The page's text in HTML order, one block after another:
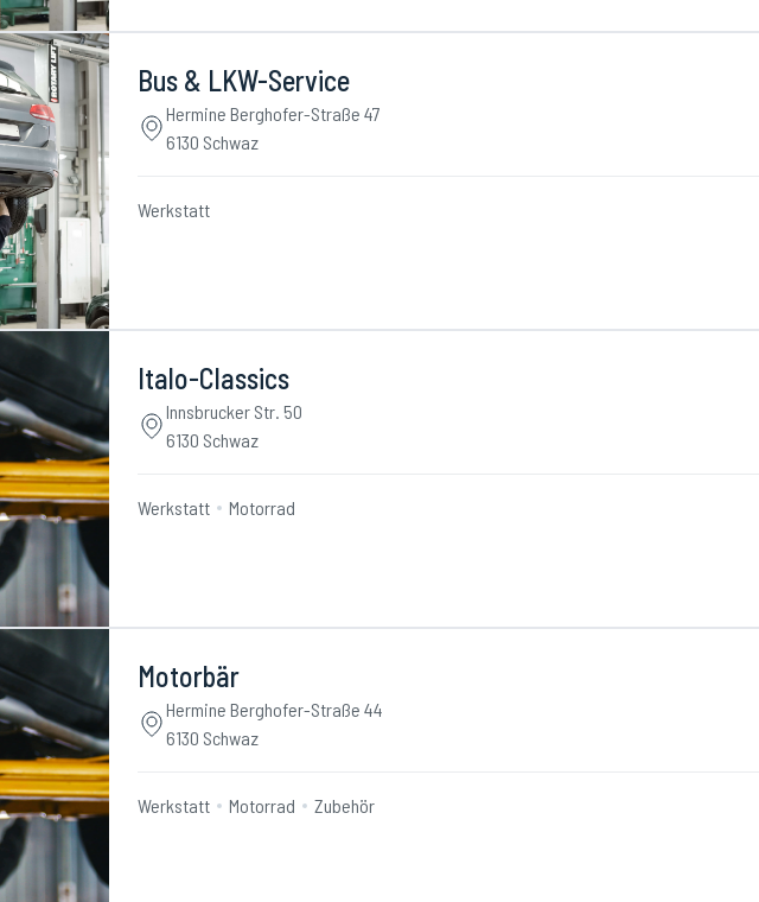
Bus & LKW-Service
Hermine Berghofer-Straße 47
6130 Schwaz
Werkstatt
Italo-Classics
Innsbrucker Str. 50
6130 Schwaz
Werkstatt Motorrad
Motorbär
Hermine Berghofer-Straße 44
6130 Schwaz
Werkstatt Motorrad Zubehör